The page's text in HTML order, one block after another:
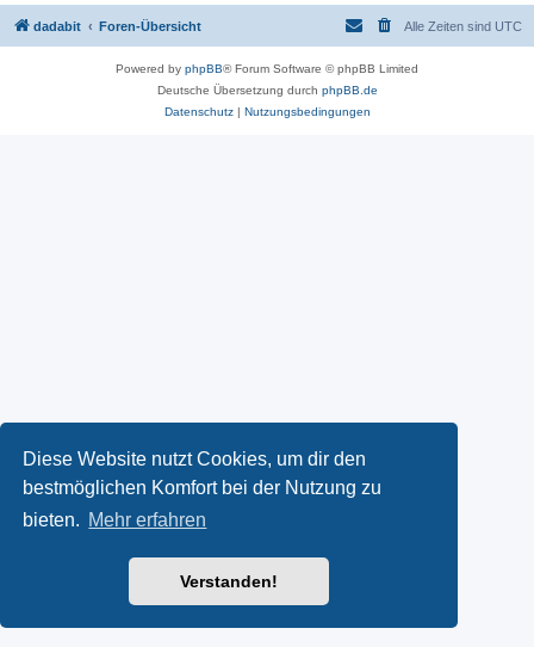
Diese Website nutzt Cookies, um dir den
bestmöglichen Komfort bei der Nutzung zu
bieten. Mehr erfahren
Verstanden!
dadabit Foren-Übersicht Alle Zeiten sind UTC
Powered by phpBB® Forum Software © phpBB Limited
Deutsche Übersetzung durch phpBB.de
Datenschutz| Nutzungsbedingungen